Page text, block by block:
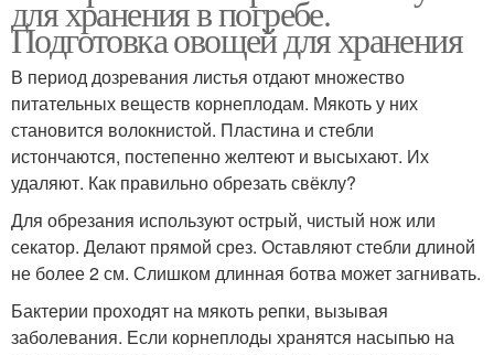
для хранения в погребе.
Подготовка овощей для хранения
В период дозревания листья отдают множество
питательных веществ корнеплодам. Мякоть у них
становится волокнистой. Пластина и стебли
истончаются, постепенно желтеют и высыхают. Их
удаляют. Как правильно обрезать свёклу?
Для обрезания используют острый, чистый нож или
секатор. Делают прямой срез. Оставляют стебли длиной
не более 2 см. Слишком длинная ботва может загнивать.
Бактерии проходят на мякоть репки, вызывая
заболевания. Если корнеплоды хранятся насыпью на